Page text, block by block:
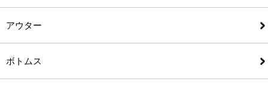
アウター
ボトムス